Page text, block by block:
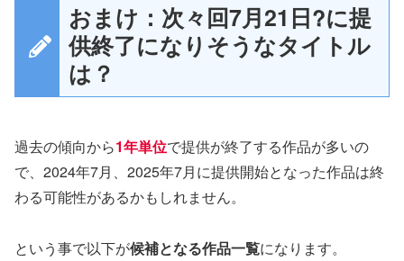
おまけ：次々回7月21日?に提
供終了になりそうなタイトル
は？
過去の傾向から1年単位で提供が終了する作品が多いの
で、2024年7月、2025年7月に提供開始となった作品は終
わる可能性があるかもしれません。
という事で以下が候補となる作品一覧になります。